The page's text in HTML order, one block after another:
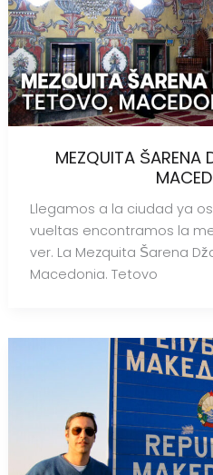
MEZQUITA ŠARENA
Llegamos a la ciudad ya
vueltas encontramos la
ver. La Mezquita Šarena
Macedonia. Tetovo